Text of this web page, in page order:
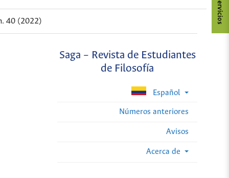
40 (2022)
Saga – Revista de Estudiantes
de Filosofía
Español
Números anteriores
Avisos
Acerca de